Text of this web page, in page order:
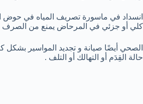
انسداد في ماسورة تصريف المياه في حوض
كلي أو جزئي في المرحاض يمنع من الصرف
الصحي أيضًا صيانة و تجديد المواسير بشكل
حالة القِدَم أو التهالك أو التلف .